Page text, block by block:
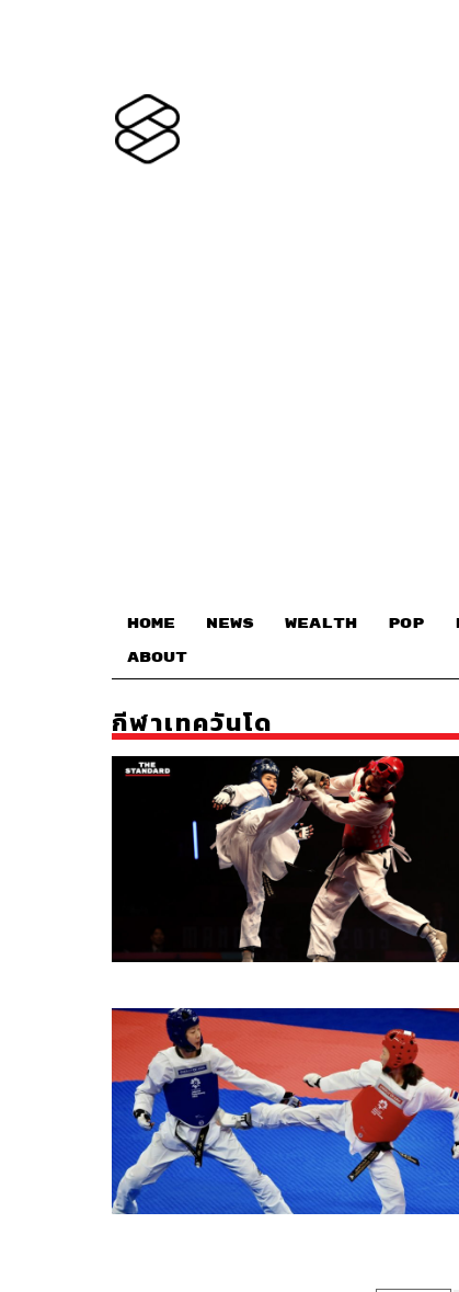
HOME NEWS WEALTH POP
ABOUT
กีฬาเทควันโด